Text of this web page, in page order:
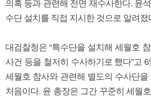
의혹 등과 관련해 전면 재수사한다. 윤
수단 설치를 직접 지시한 것으로 알려졌
대검찰청은 “특수단을 설치해 세월호
사건 등을 철저히 수사하기로 했다”고
세월호 참사와 관련해 별도의 수사단을
처음이다. 윤 총장은 그간 꾸준히 세월